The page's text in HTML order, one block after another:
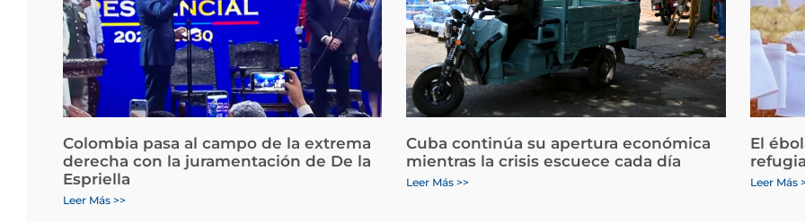
Colombia pasa al campo de la extrema
derecha con la juramentación de De la
Espriella
Leer Más >>
Cuba continúa su apertura económica
mientras la crisis escuece cada día
Leer Más >>
El
Leer Más